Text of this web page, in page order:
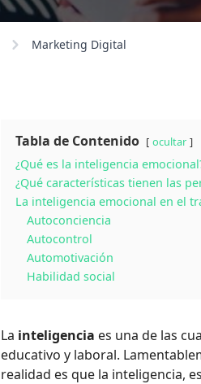
Marketing Digital
Tabla de Contenido ocultar
¿Qué es la inteligencia
¿Qué características tienen las
La inteligencia emocional en el
Autoconciencia
Autocontrol
Automotivación
Habilidad social
La inteligencia es una de las
educativo y laboral.
realidad es que la inteligencia,